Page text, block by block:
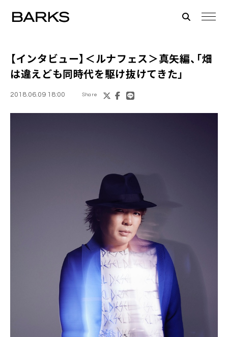
【インタビュー】 ＜ルナフェス＞真矢編、「畑
は違えども同時代を駆け抜けてきた」
2018.06.09 18:00 Share